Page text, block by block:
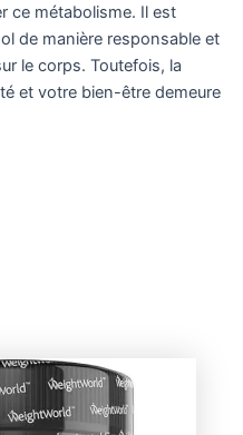
ce métabolisme. Il est
de manière responsable et
le corps. Toutefois, la
et votre bien-être demeure